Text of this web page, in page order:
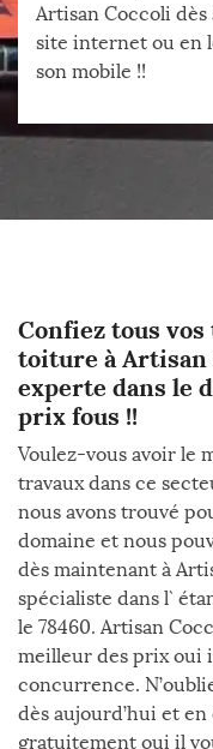
Artisan Coccoli dès
site internet ou en
son mobile !!
Confiez tous
toiture à Artisan
experte dans le
prix fous !!
Voulez-vous avoir le
travaux dans ce
nous avons trouvé
domaine et nous
dès maintenant à
spécialiste dans l`
le 78460. Artisan
meilleur des prix oui
concurrence.
dès aujourd’hui et
gratuitement oui il